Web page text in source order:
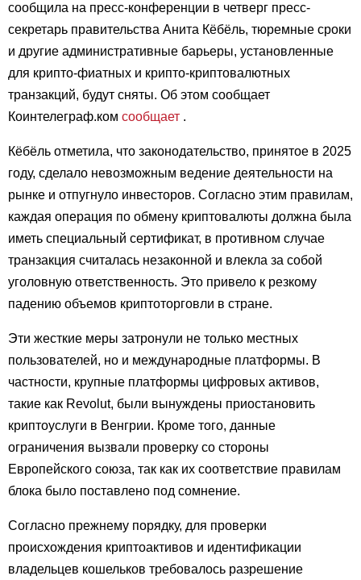
сообщила на пресс-конференции в четверг пресс-
секретарь правительства Анита Кёбёль, тюремные сроки
и другие административные барьеры, установленные
для крипто-фиатных и крипто-криптовалютных
транзакций, будут сняты. Об этом сообщает
Коинтелеграф.ком сообщает .
Кёбёль отметила, что законодательство, принятое в 2025
году, сделало невозможным ведение деятельности на
рынке и отпугнуло инвесторов. Согласно этим правилам,
каждая операция по обмену криптовалюты должна была
иметь специальный сертификат, в противном случае
транзакция считалась незаконной и влекла за собой
уголовную ответственность. Это привело к резкому
падению объемов криптоторговли в стране.
Эти жесткие меры затронули не только местных
пользователей, но и международные платформы. В
частности, крупные платформы цифровых активов,
такие как Revolut, были вынуждены приостановить
криптоуслуги в Венгрии. Кроме того, данные
ограничения вызвали проверку со стороны
Европейского союза, так как их соответствие правилам
блока было поставлено под сомнение.
Согласно прежнему порядку, для проверки
происхождения криптоактивов и идентификации
владельцев кошельков требовалось разрешение